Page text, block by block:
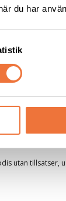
du har
utan tillsatser,